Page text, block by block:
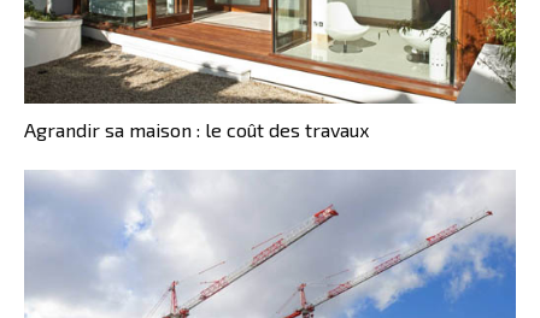
Agrandir sa maison : le coût des travaux